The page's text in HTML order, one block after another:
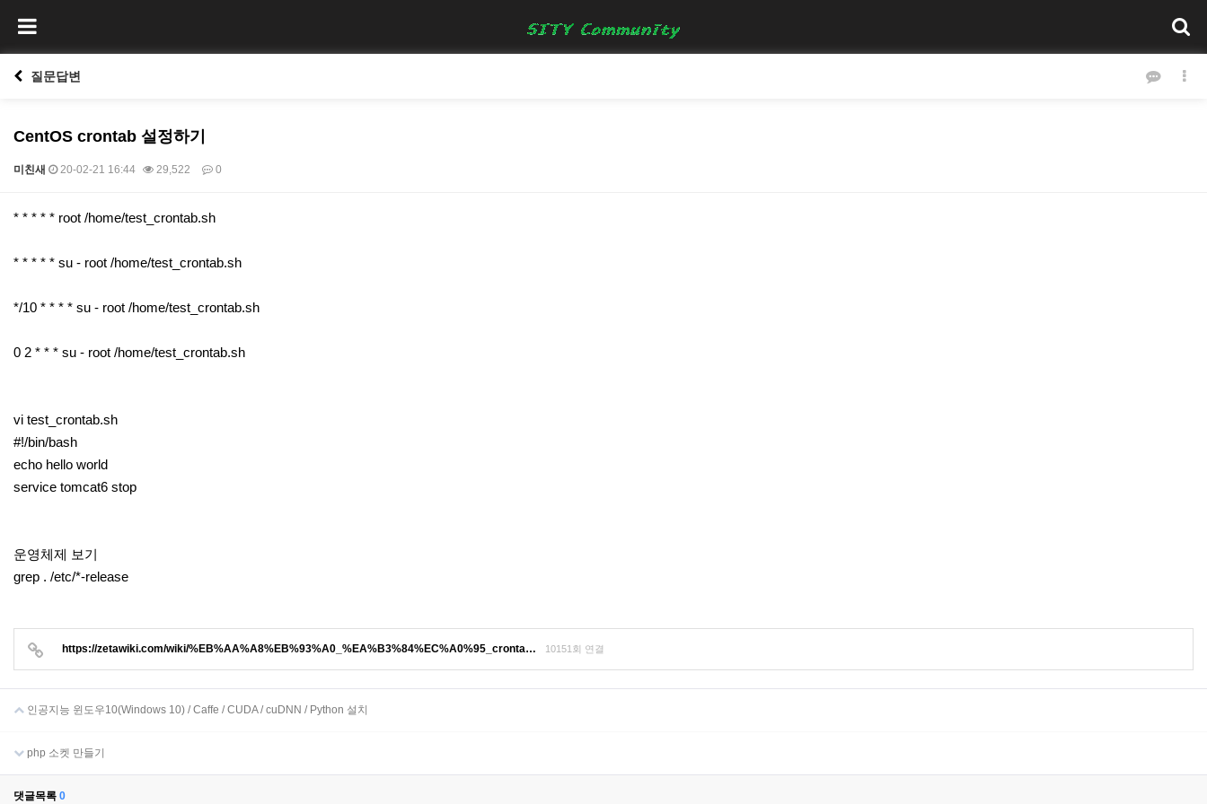
질문답변
CentOS crontab 설정하기
미친새 20-02-21 16:44 29,522 0
본문
* * * * * root /home/test_crontab.sh
* * * * * su - root /home/test_crontab.sh
*/10 * * * * su - root /home/test_crontab.sh
0 2 * * * su - root /home/test_crontab.sh
vi test_crontab.sh
#!/bin/bash
echo hello world
service tomcat6 stop
운영체제 보기
grep . /etc/*-release
https://zetawiki.com/wiki/%EB%AA%A8%EB%93%A0_%EA%B3%84%EC%A0%95_cronta… 10151회 연결
인공지능 윈도우10(Windows 10) / Caffe / CUDA / cuDNN / Python 설치
php 소켓 만들기
댓글목록 0